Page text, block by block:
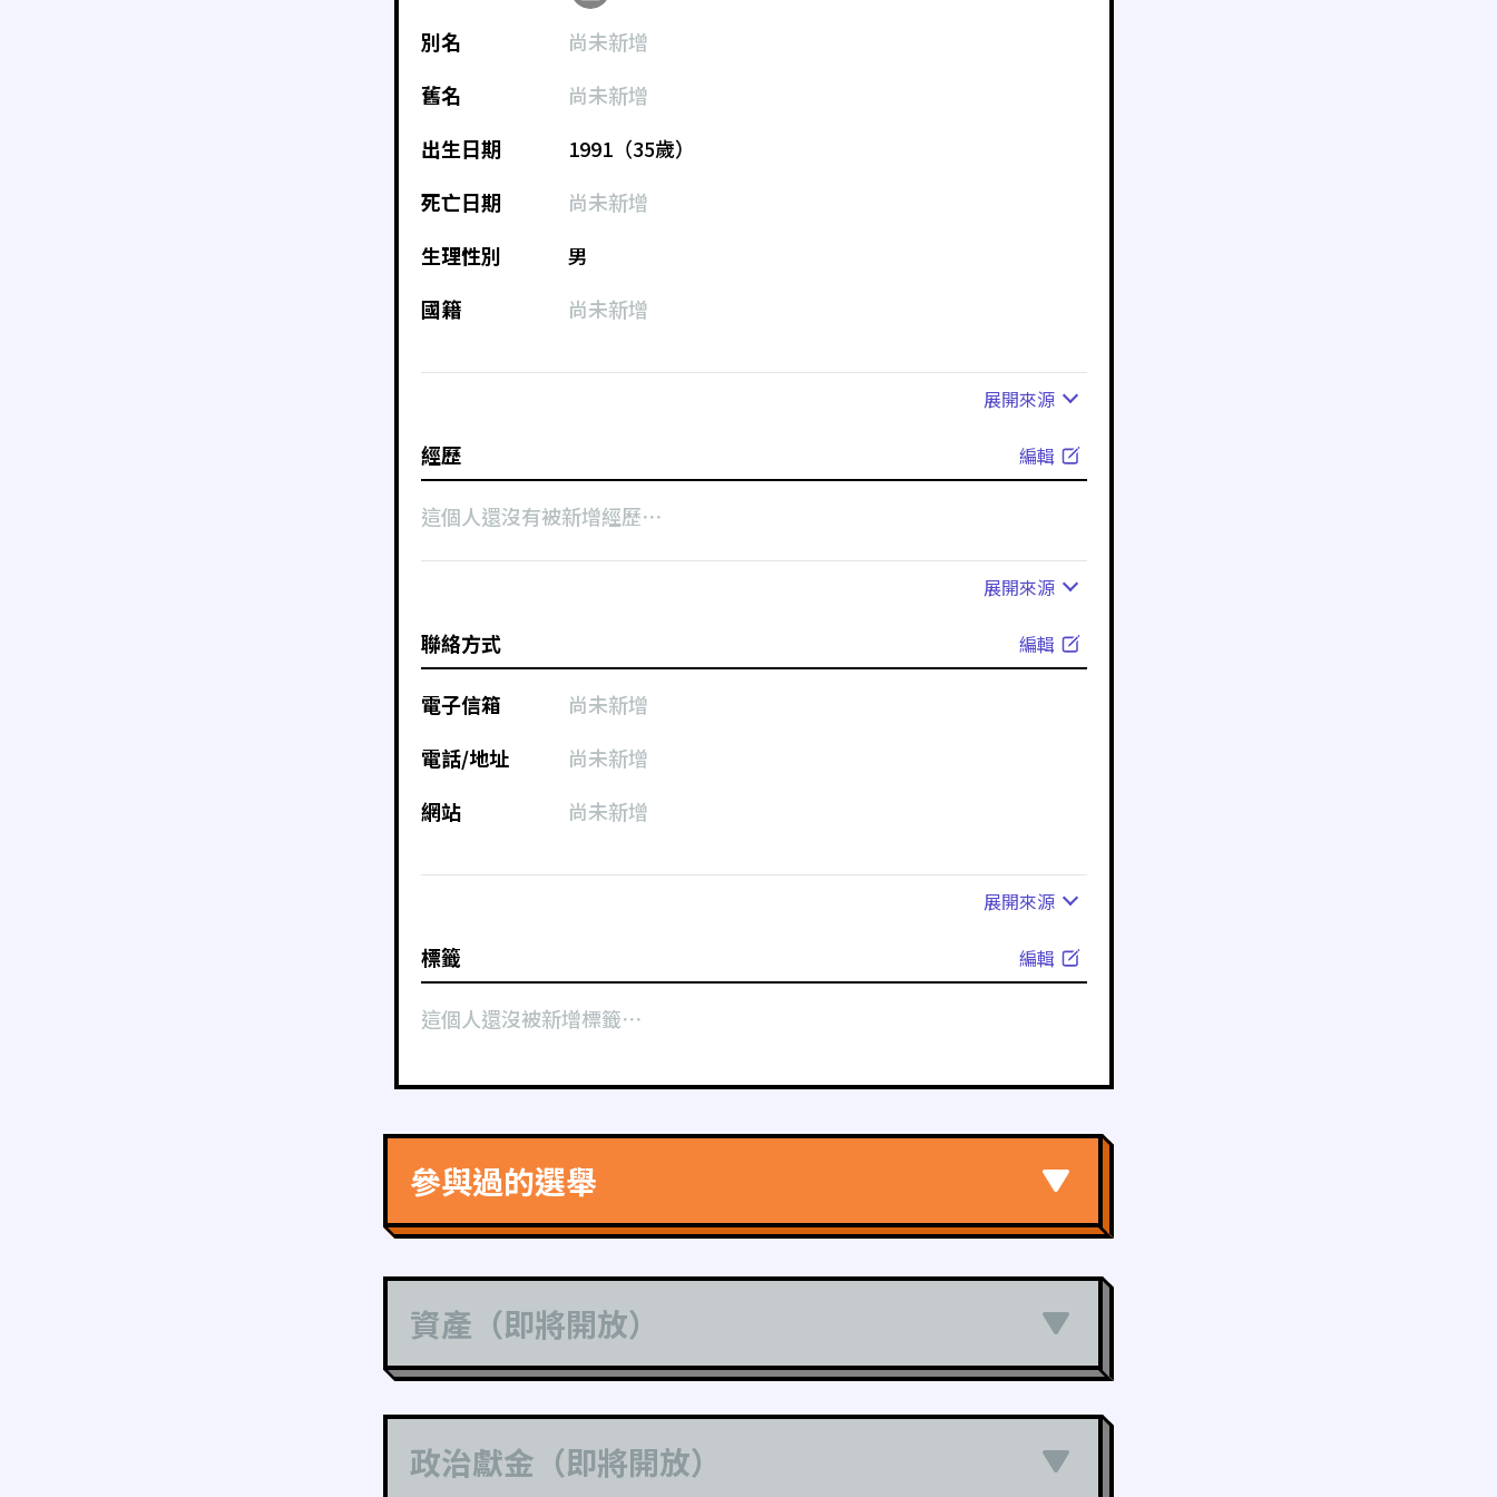
別名
尚未新增
舊名
尚未新增
出生日期
1991（35歲）
死亡日期
尚未新增
生理性別
男
國籍
尚未新增
展開來源
經歷 編輯
這個人還沒有被新增經歷⋯
展開來源
聯絡方式 編輯
電子信箱
尚未新增
電話/地址
尚未新增
網站
尚未新增
展開來源
標籤 編輯
這個人還沒被新增標籤⋯
參與過的選舉
資產（即將開放）
政治獻金（即將開放）